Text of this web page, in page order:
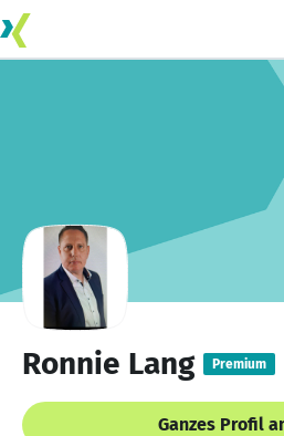
Ronnie Lang Premium
Ganzes Profil